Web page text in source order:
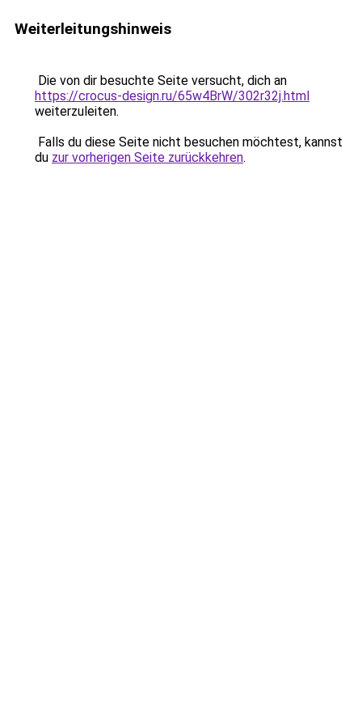
Weiterleitungshinweis
Die von dir besuchte Seite versucht, dich an
https://crocus-design.ru/65w4BrW/302r32j.html
weiterzuleiten.
Falls du diese Seite nicht besuchen möchtest, kannst
du zur vorherigen Seite zurückkehren.